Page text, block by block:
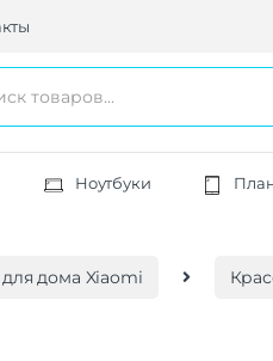
Ноутбуки
дома Xiaomi